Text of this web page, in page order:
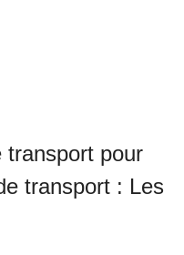
transport pour
transport : Les